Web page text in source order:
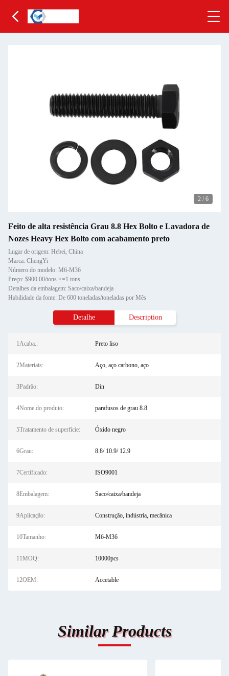
2 / 6
Feito de alta resistência Grau 8.8 Hex Bolto e Lavadora de
Nozes Heavy Hex Bolto com acabamento preto
Lugar de origem: Hebei, China
Marca: ChengYi
Número do modelo: M6-M36
Preço: $900.00/tons >=1 tons
Detalhes da embalagem: Saco/caixa/bandeja
Habilidade da fonte: De 600 toneladas/toneladas por Mês
Detalhe Description
1Acaba.: Preto liso
2Materiais: Aço, aço carbono, aço
3Padrão: Din
4Nome do produto: parafusos de grau 8.8
5Tratamento de superfície: Óxido negro
6Grau: 8.8/ 10.9/ 12.9
7Certificado: ISO9001
8Embalagem: Saco/caixa/bandeja
9Aplicação: Construção, indústria, mecânica
10Tamanho: M6-M36
11MOQ: 10000pcs
12OEM: Accetable
Similar Products